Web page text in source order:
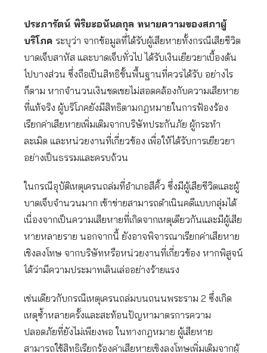
ประภารัตน์ พิริยะอนันตกุล ทนายความของสภาผู้
บริโภค ระบุว่า จากข้อมูลที่ได้รับผู้เสียหายทั้งกรณีเสียชีวิต
บาดเจ็บสาหัส และบาดเจ็บทั่วไป ได้รับเงินเยียวยาเบื้องต้น
ไปบางส่วน ซึ่งถือเป็นสิทธิขั้นพื้นฐานที่ควรได้รับ อย่างไร
ก็ตาม หากจำนวนเงินชดเชยไม่สอดคล้องกับความเสียหาย
ที่แท้จริง ผู้บริโภคยังมีสิทธิตามกฎหมายในการฟ้องร้อง
เรียกค่าเสียหายเพิ่มเติมจากบริษัทประกันภัย ผู้กระทำ
ละเมิด และหน่วยงานที่เกี่ยวข้อง เพื่อให้ได้รับการเยียวยา
อย่างเป็นธรรมและครบถ้วน
ในกรณีอุบัติเหตุเครนถล่มที่อำเภอสีคิ้ว ซึ่งมีผู้เสียชีวิตและผู้
บาดเจ็บจำนวนมาก เข้าข่ายสามารถดำเนินคดีแบบกลุ่มได้
เนื่องจากเป็นความเสียหายที่เกิดจากเหตุเดียวกันและมีผู้เสีย
หายหลายราย นอกจากนี้ ยังอาจพิจารณาเรียกค่าเสียหาย
เชิงลงโทษ จากบริษัทหรือหน่วยงานที่เกี่ยวข้อง หากพิสูจน์
ได้ว่ามีความประมาทเลินเล่ออย่างร้ายแรง
เช่นเดียวกับกรณีเหตุเครนถล่มบนถนนพระราม 2 ซึ่งเกิด
เหตุซ้ำหลายครั้งและสะท้อนปัญหามาตรการความ
ปลอดภัยที่ยังไม่เพียงพอ ในทางกฎหมาย ผู้เสียหาย
สามารถใช้สิทธิเรียกร้องค่าเสียหายเชิงลงโทษเพิ่มเติมจากผู้